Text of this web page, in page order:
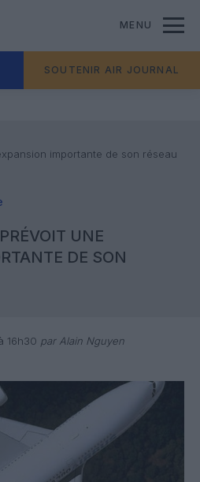
MENU
SOUTENIR AIR JOURNAL
importante de son réseau
UNE
DE SON
16h30 par Alain Nguyen